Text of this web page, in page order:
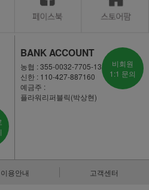
BANK ACCOUNT
농협 : 355-0032-7705-13
신한 : 110-427-887160
예금주 :
플라워리퍼블릭(박상현)
비회원
1:1 문의
이용안내 고객센터